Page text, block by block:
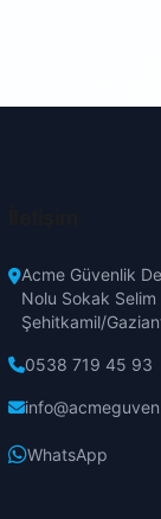
Acme Güvenlik
Nolu Sokak
Şehitkamil/
0538 719 45 93
WhatsApp